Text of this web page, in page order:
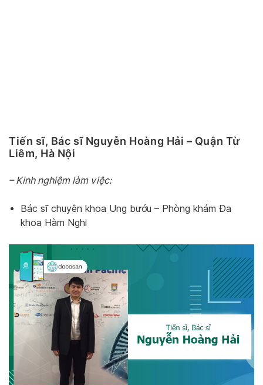
Tiến sĩ, Bác sĩ Nguyễn Hoàng Hải – Quận Từ
Liêm, Hà Nội
– Kinh nghiệm làm việc:
Bác sĩ chuyên khoa Ung bướu – Phòng khám Đa
khoa Hàm Nghi